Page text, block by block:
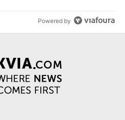
Powered by